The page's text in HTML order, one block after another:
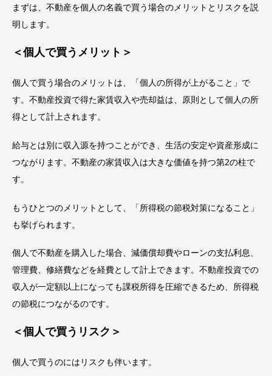
まずは、不動産を個人の名義で買う場合のメリットとリスクを説
明します。
＜個人で買うメリット＞
個人で買う場合のメリットは、「個人の所得が上がること」で
す。不動産投資で得た家賃収入や売却益は、原則として個人の所
得として計上されます。
給与とは別に収入源を持つことができ、生活の安定や資産形成に
つながります。不動産の家賃収入は大きな価値を持つ第2の柱で
す。
もうひとつのメリットとして、「所得税の節税対策になること」
も挙げられます。
個人で不動産を購入した場合、減価償却費やローンの支払利息、
管理費、修繕費などを経費として計上できます。不動産投資での
収入が一定額以上になっても課税所得を圧縮できるため、所得税
の節税につながるのです。
＜個人で買うリスク＞
個人で買うのにはリスクも伴います。